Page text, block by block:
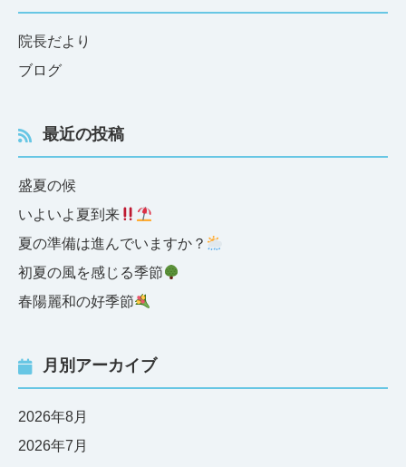
院長だより
ブログ
最近の投稿
盛夏の候
いよいよ夏到来
夏の準備は進んでいますか？
初夏の風を感じる季節
春陽麗和の好季節
月別アーカイブ
2026年8月
2026年7月